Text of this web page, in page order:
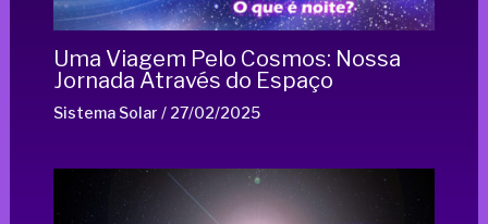
Uma Viagem Pelo Cosmos: Nossa
Jornada Através do Espaço
Sistema Solar / 27/02/2025